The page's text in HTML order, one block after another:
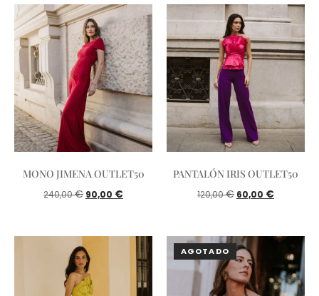
MONO JIMENA OUTLET50
240,00€ 90,00 €
PANTALÓN IRIS OUTLET50
120,00€ 60,00 €